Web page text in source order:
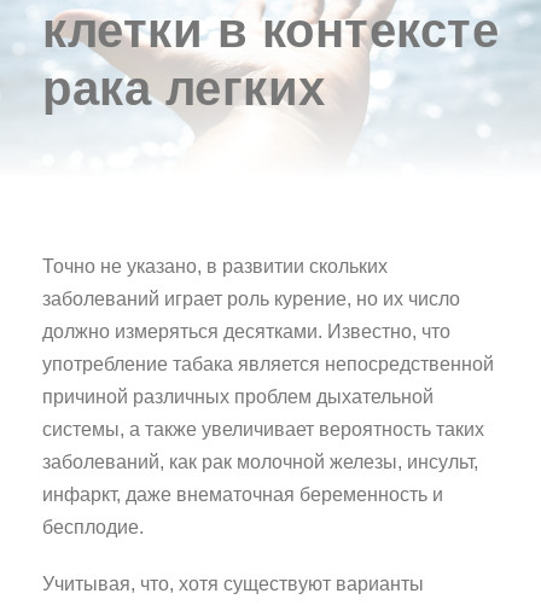
клетки в контексте
рака легких
Точно не указано, в развитии скольких
заболеваний играет роль курение, но их число
должно измеряться десятками. Известно, что
употребление табака является непосредственной
причиной различных проблем дыхательной
системы, а также увеличивает вероятность таких
заболеваний, как рак молочной железы, инсульт,
инфаркт, даже внематочная беременность и
бесплодие.
Учитывая, что, хотя существуют варианты